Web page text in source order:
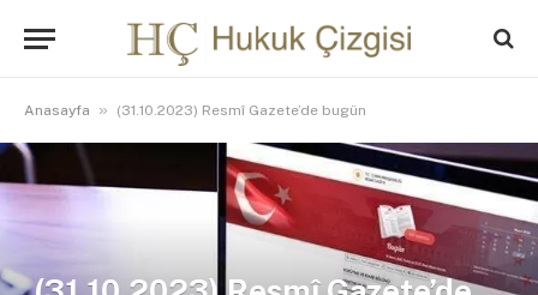
Anasayfa » (31.10.2023) Resmî Gazete’de bugün